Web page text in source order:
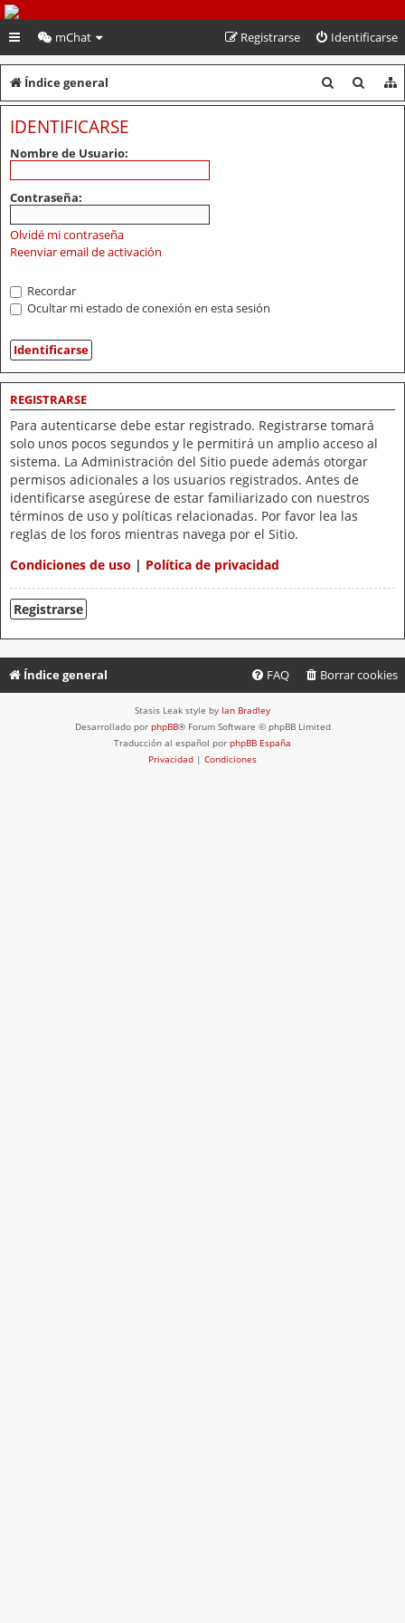
PeruVoley.com
mChat Identificarse
Registrarse
Índice general
u
u
IDENTIFICARSE
Nombre de Usuario:
Contraseña:
Olvidé mi contraseña
Reenviar email de activación
Recordar
Ocultar mi estado de conexión en esta sesión
REGISTRARSE
Para autenticarse debe estar registrado. Registrarse tomará
solo unos pocos segundos y le permitirá un amplio acceso al
sistema. La Administración del Sitio puede además otorgar
permisos adicionales a los usuarios registrados. Antes de
identificarse asegúrese de estar familiarizado con nuestros
términos de uso y políticas relacionadas. Por favor lea las
reglas de los foros mientras navega por el Sitio.
Condiciones de uso | Política de privacidad
Registrarse
Índice general Borrar cookies
FAQ
Stasis Leak style by Ian Bradley
Desarrollado por phpBB® Forum Software © phpBB Limited
Traducción al español por phpBB España
Privacidad | Condiciones